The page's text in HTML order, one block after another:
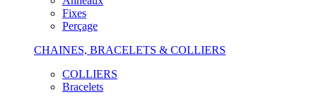
Fixes
Perçage
CHAINES, BRACELETS & COLLIERS
COLLIERS
Bracelets